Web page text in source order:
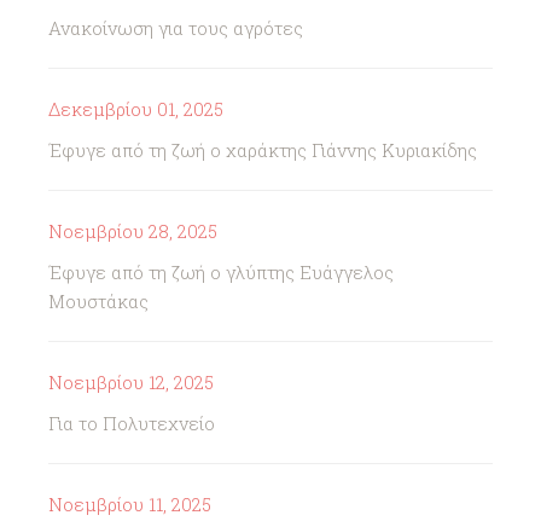
Ανακοίνωση για τους αγρότες
Δεκεμβρίου 01, 2025
Έφυγε από τη ζωή ο χαράκτης Γιάννης Κυριακίδης
Νοεμβρίου 28, 2025
Έφυγε από τη ζωή ο γλύπτης Ευάγγελος
Μουστάκας
Νοεμβρίου 12, 2025
Για το Πολυτεχνείο
Νοεμβρίου 11, 2025